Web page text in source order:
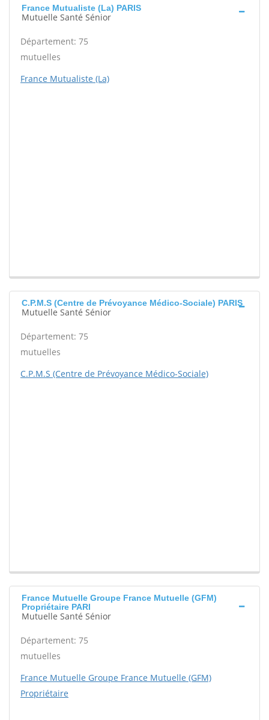
France Mutualiste (La) PARIS
Mutuelle Santé Sénior
Département: 75
mutuelles
France Mutualiste (La)
C.P.M.S (Centre de Prévoyance Médico-Sociale) PARIS
Mutuelle Santé Sénior
Département: 75
mutuelles
C.P.M.S (Centre de Prévoyance Médico-Sociale)
France Mutuelle Groupe France Mutuelle (GFM)
Propriétaire PARI
Mutuelle Santé Sénior
Département: 75
mutuelles
France Mutuelle Groupe France Mutuelle (GFM)
Propriétaire